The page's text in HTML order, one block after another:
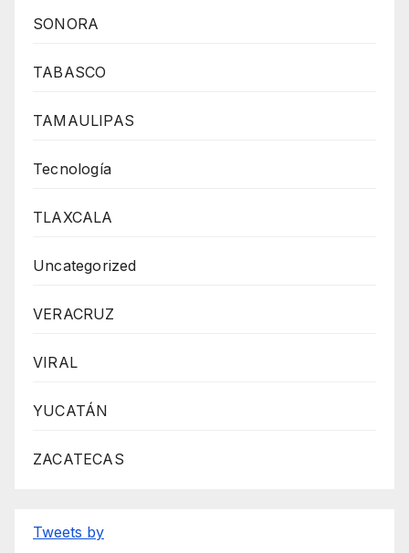
SONORA
TABASCO
TAMAULIPAS
Tecnología
TLAXCALA
Uncategorized
VERACRUZ
VIRAL
YUCATÁN
ZACATECAS
Tweets by